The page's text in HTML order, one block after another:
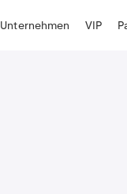
Unternehmen VIP